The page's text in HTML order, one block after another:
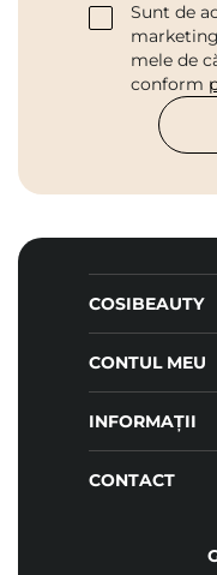
Sunt de
mele de
conform
COSIBEAUTY
CONTUL MEU
INFORMAȚII
CONTACT